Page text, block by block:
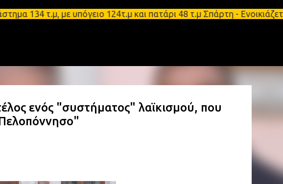
Μετάβαση στο κύριο περιεχόμενο
τ.μ, με υπόγειο 124τ.μ και πατάρι 48 τ.μ Σπάρτη -
ενός "συστήματος" λαϊκισμού, που